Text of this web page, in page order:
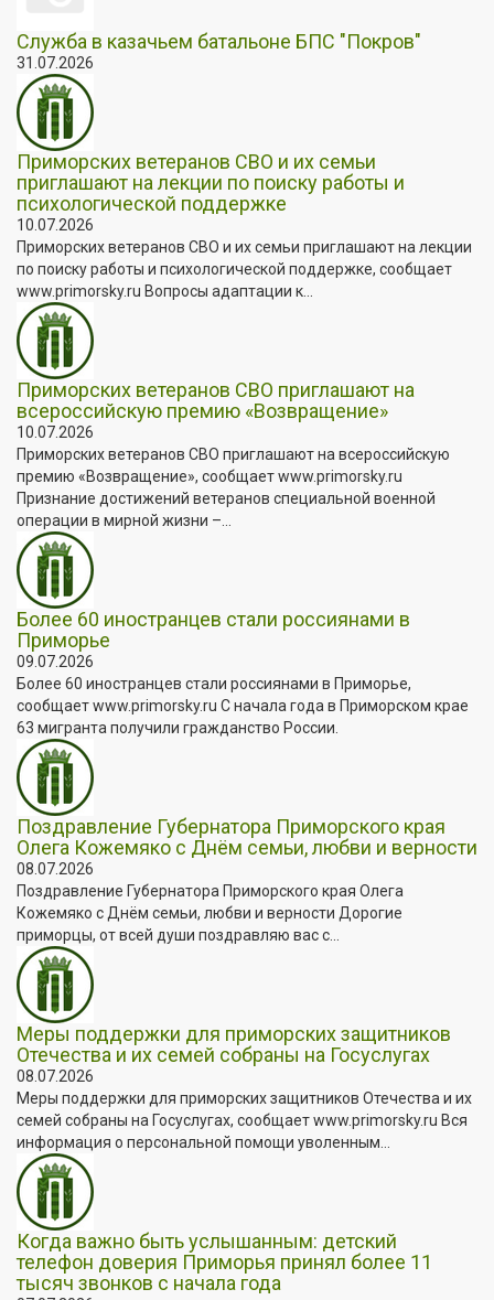
Служба в казачьем батальоне БПС "Покров"
31.07.2026
Приморских ветеранов СВО и их семьи
приглашают на лекции по поиску работы и
психологической поддержке
10.07.2026
Приморских ветеранов СВО и их семьи приглашают на лекции
по поиску работы и психологической поддержке, сообщает
www.primorsky.ru Вопросы адаптации к...
Приморских ветеранов СВО приглашают на
всероссийскую премию «Возвращение»
10.07.2026
Приморских ветеранов СВО приглашают на всероссийскую
премию «Возвращение», сообщает www.primorsky.ru
Признание достижений ветеранов специальной военной
операции в мирной жизни –...
Более 60 иностранцев стали россиянами в
Приморье
09.07.2026
Более 60 иностранцев стали россиянами в Приморье,
сообщает www.primorsky.ru С начала года в Приморском крае
63 мигранта получили гражданство России.
Поздравление Губернатора Приморского края
Олега Кожемяко с Днём семьи, любви и верности
08.07.2026
Поздравление Губернатора Приморского края Олега
Кожемяко с Днём семьи, любви и верности Дорогие
приморцы, от всей души поздравляю вас с...
Меры поддержки для приморских защитников
Отечества и их семей собраны на Госуслугах
08.07.2026
Меры поддержки для приморских защитников Отечества и их
семей собраны на Госуслугах, сообщает www.primorsky.ru Вся
информация о персональной помощи уволенным...
Когда важно быть услышанным: детский
телефон доверия Приморья принял более 11
тысяч звонков с начала года